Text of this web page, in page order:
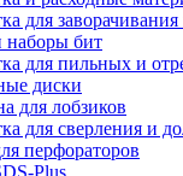
для
наборы бит
для пильных и
диски
для лобзиков
для сверления и
перфораторов
Plus